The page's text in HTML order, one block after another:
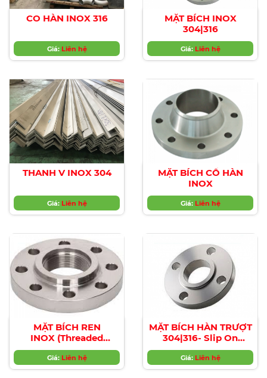
CO HÀN INOX 316
Giá: Liên hệ
MẶT BÍCH INOX
304|316
Giá: Liên hệ
THANH V INOX 304
Giá: Liên hệ
MẶT BÍCH CỔ HÀN
INOX
Giá: Liên hệ
MẶT BÍCH REN
INOX (Threaded
Flange)
Giá: Liên hệ
MẶT BÍCH HÀN TRƯỢT
304|316- Slip On
Flange 304|316
Giá: Liên hệ